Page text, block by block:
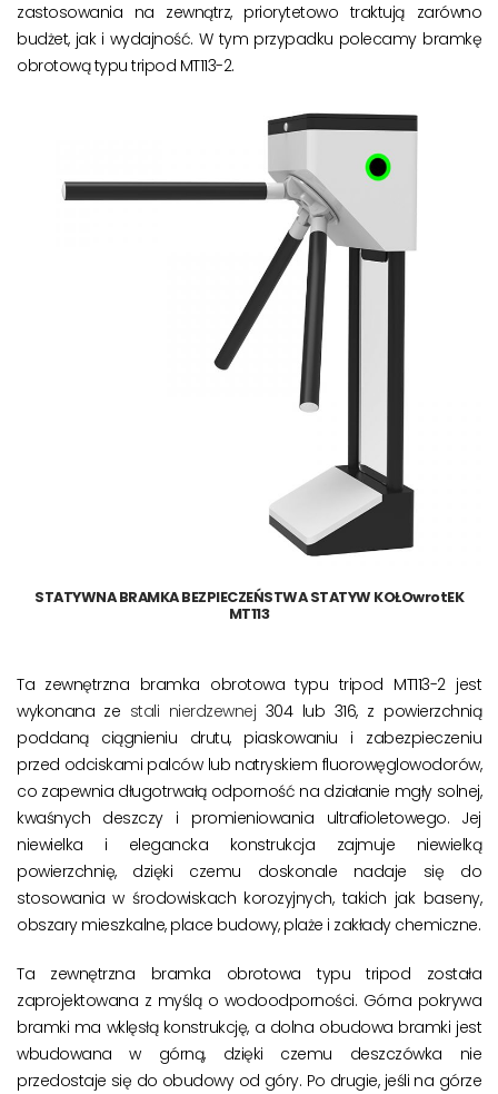
zastosowania na zewnątrz, priorytetowo traktują zarówno
budżet, jak i wydajność. W tym przypadku polecamy bramkę
obrotową typu tripod MT113-2.
STATYWNA BRAMKA BEZPIECZEŃSTWA STATYW KOŁOwrotEK
MT113
Ta zewnętrzna bramka obrotowa typu tripod MT113-2 jest
wykonana ze stali nierdzewnej 304 lub 316, z powierzchnią
poddaną ciągnieniu drutu, piaskowaniu i zabezpieczeniu
przed odciskami palców lub natryskiem fluorowęglowodorów,
co zapewnia długotrwałą odporność na działanie mgły solnej,
kwaśnych deszczy i promieniowania ultrafioletowego. Jej
niewielka i elegancka konstrukcja zajmuje niewielką
powierzchnię, dzięki czemu doskonale nadaje się do
stosowania w środowiskach korozyjnych, takich jak baseny,
obszary mieszkalne, place budowy, plaże i zakłady chemiczne.
Ta zewnętrzna bramka obrotowa typu tripod została
zaprojektowana z myślą o wodoodporności. Górna pokrywa
bramki ma wklęsłą konstrukcję, a dolna obudowa bramki jest
wbudowana w górną, dzięki czemu deszczówka nie
przedostaje się do obudowy od góry. Po drugie, jeśli na górze